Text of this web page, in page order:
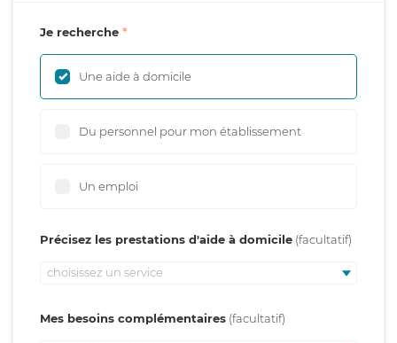
Je recherche
Une aide à domicile
Du personnel pour mon établissement
Un emploi
Précisez les prestations d'aide à domicile
choisissez un service
Mes besoins complémentaires